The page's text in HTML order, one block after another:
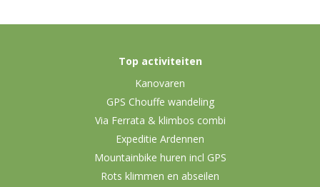
Top activiteiten
Kanovaren
GPS Chouffe wandeling
Via Ferrata & klimbos combi
Expeditie Ardennen
Mountainbike huren incl GPS
Rots klimmen en abseilen